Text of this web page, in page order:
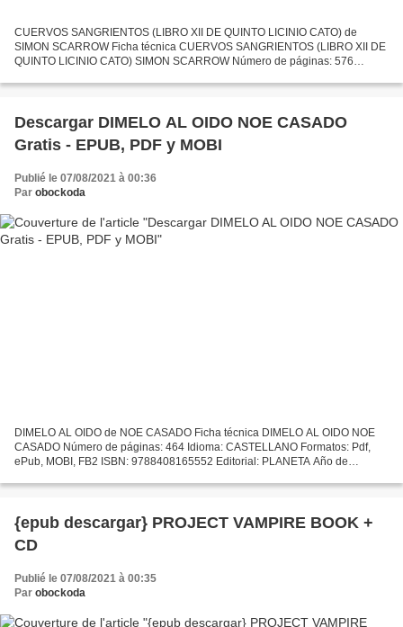
CUERVOS SANGRIENTOS (LIBRO XII DE QUINTO LICINIO CATO) de
SIMON SCARROW Ficha técnica CUERVOS SANGRIENTOS (LIBRO XII DE
QUINTO LICINIO CATO) SIMON SCARROW Número de páginas: 576
9788435021654 Editorial:...
Descargar DIMELO AL OIDO NOE CASADO
Gratis - EPUB, PDF y MOBI
Publié le 07/08/2021 à 00:36
Par obockoda
DIMELO AL OIDO de NOE CASADO Ficha técnica DIMELO AL OIDO NOE
CASADO Número de páginas: 464 Idioma: CASTELLANO Formatos: Pdf,
ePub, MOBI, FB2 ISBN: 9788408165552 Editorial: PLANETA Año de
{epub descargar} PROJECT VAMPIRE BOOK +
CD
Publié le 07/08/2021 à 00:35
Par obockoda